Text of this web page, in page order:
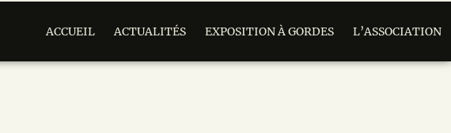
ACCUEIL ACTUALITÉS EXPOSITION À GORDES L’ASSOCIATION